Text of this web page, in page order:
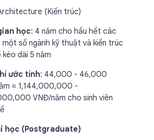
(Kiến trúc)
học: 4 năm cho hầu hết các
một số ngành kỹ thuật và kiến trúc
dài 5 năm
ước tính: 44,000 - 46,000
≈ 1,144,000,000 -
VNĐ/năm cho sinh viên
học (Postgraduate)